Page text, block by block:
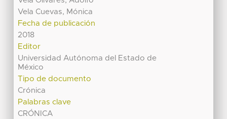
Vela Cuevas, Mónica
Fecha de publicación
2018
Editor
Universidad Autónoma del Estado de
México
Tipo de documento
Crónica
Palabras clave
CRÓNICA